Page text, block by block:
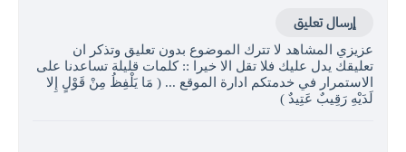
إرسال تعليق
عزيزي المشاهد لا تترك الموضوع بدون تعليق وتذكر ان
تعليقك يدل عليك فلا تقل الا خيرا :: كلمات قليلة تساعدنا على
الاستمرار في خدمتكم ادارة الموقع ... ( مَا يَلْفِظُ مِنْ قَوْلٍ إِلا
لَدَيْهِ رَقِيبٌ عَتِيدٌ )